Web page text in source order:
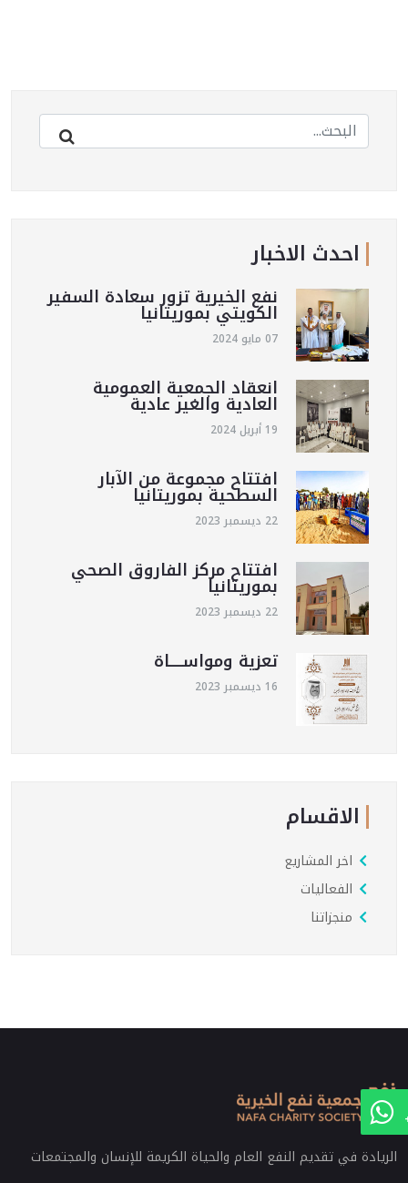
احدث الاخبار
نفع الخيرية تزور سعادة السفير
الكويتي بموريتانيا
07 مايو 2024
انعقاد الجمعية العمومية
العادية والغير عادية
19 أبريل 2024
افتتاح مجموعة من الآبار
السطحية بموريتانيا
22 ديسمبر 2023
افتتاح مركز الفاروق الصحي
بموريتانيا
22 ديسمبر 2023
تعزية ومواســـــاة
16 ديسمبر 2023
الاقسام
اخر المشاريع
الفعاليات
منجزاتنا
الريادة في تقديم النفع العام والحياة الكريمة للإنسان والمجتمعات